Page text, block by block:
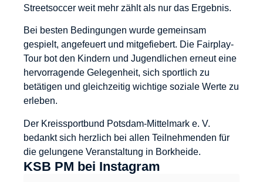
Streetsoccer weit mehr zählt als nur das Ergebnis.
Bei besten Bedingungen wurde gemeinsam
gespielt, angefeuert und mitgefiebert. Die Fairplay-
Tour bot den Kindern und Jugendlichen erneut eine
hervorragende Gelegenheit, sich sportlich zu
betätigen und gleichzeitig wichtige soziale Werte zu
erleben.
Der Kreissportbund Potsdam-Mittelmark e. V.
bedankt sich herzlich bei allen Teilnehmenden für
die gelungene Veranstaltung in Borkheide.
KSB PM bei Instagram